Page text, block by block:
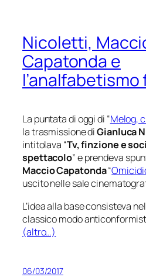
Nicoletti,
Capatonda e
La puntata di oggi di “Melog,
la trasmissione diGianluca
intitolava “Tv, finzione e
spettacolo” e prendeva
Maccio Capatonda“
uscito nelle sale
L’idea alla base consisteva
classico modo
(altro…)
06/03/2017